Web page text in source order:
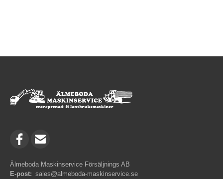
Älmeboda Maskinservice Försäljnings AB
E-post: sales@almeboda-maskinservice.se